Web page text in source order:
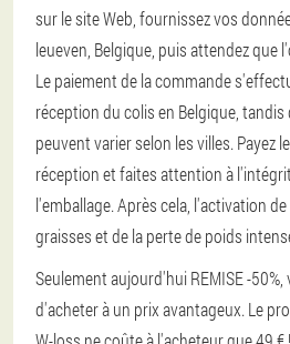
sur le site Web, fournissez vos
leueven, Belgique, puis attendez que
Le paiement de la commande
réception du colis en Belgique,
peuvent varier selon les villes. Payez
réception et faites attention à
l'emballage. Après cela, l'activation
graisses et de la perte de poids
Seulement aujourd'hui REMISE -
d'acheter à un prix avantageux. Le